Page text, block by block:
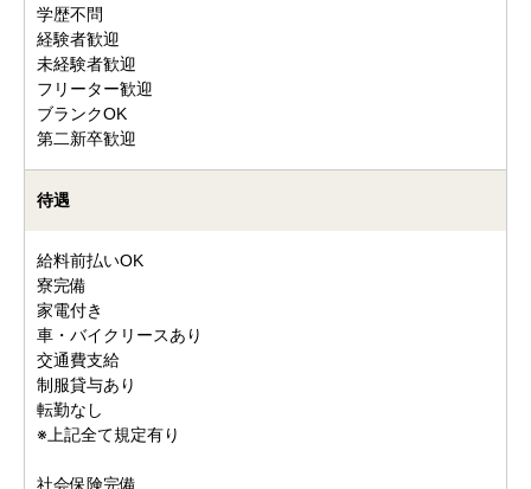
学歴不問
経験者歓迎
未経験者歓迎
フリーター歓迎
ブランクOK
第二新卒歓迎
待遇
給料前払いOK
寮完備
家電付き
車・バイクリースあり
交通費支給
制服貸与あり
転勤なし
※上記全て規定有り
社会保険完備